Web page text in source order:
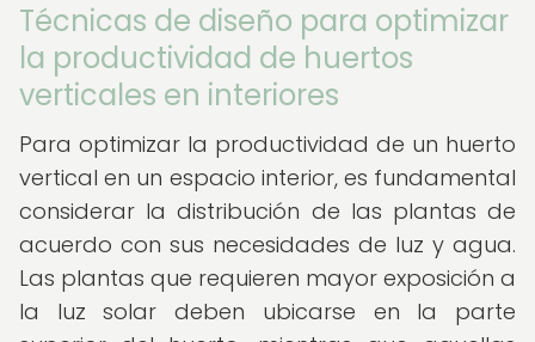
Técnicas de diseño para optimizar
la productividad de huertos
verticales en interiores
Para optimizar la productividad de un huerto
vertical en un espacio interior, es fundamental
considerar la distribución de las plantas de
acuerdo con sus necesidades de luz y agua.
Las plantas que requieren mayor exposición a
la luz solar deben ubicarse en la parte